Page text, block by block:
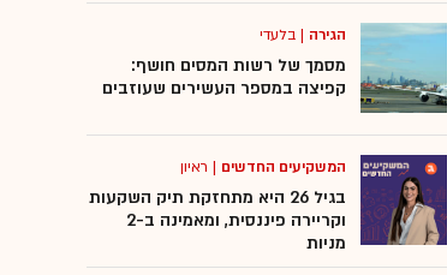
הגירה |בלעדי
מסמך של רשות המסים חושף:
קפיצה במספר העשירים שעוזבים
המשקיעים החדשים | ראיון
בגיל 26 היא מתחזקת תיק השקעות
וקריירה פיננסית, ומאמינה ב-2
מניות